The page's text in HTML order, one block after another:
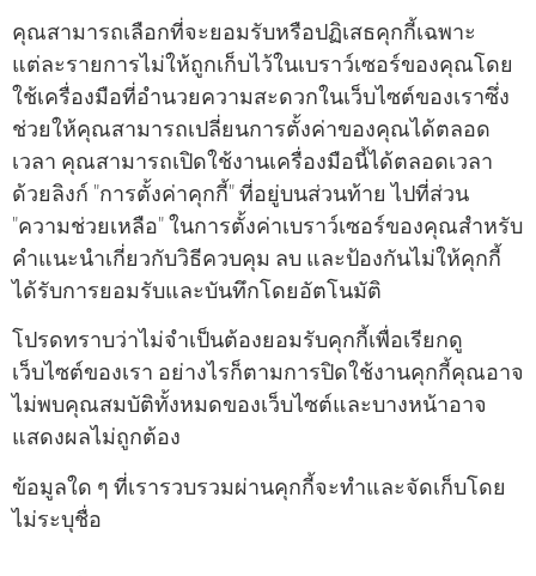
คุณสามารถเลือกที่จะยอมรับหรือปฏิเสธคุกกี้เฉพาะ
แต่ละรายการไม่ให้ถูกเก็บไว้ในเบราว์เซอร์ของคุณโดย
ใช้เครื่องมือที่อํานวยความสะดวกในเว็บไซต์ของเราซึ่ง
ช่วยให้คุณสามารถเปลี่ยนการตั้งค่าของคุณได้ตลอด
เวลา คุณสามารถเปิดใช้งานเครื่องมือนี้ได้ตลอดเวลา
ด้วยลิงก์ "การตั้งค่าคุกกี้" ที่อยู่บนส่วนท้าย ไปที่ส่วน
"ความช่วยเหลือ" ในการตั้งค่าเบราว์เซอร์ของคุณสําหรับ
คําแนะนําเกี่ยวกับวิธีควบคุม ลบ และป้องกันไม่ให้คุกกี้
ได้รับการยอมรับและบันทึกโดยอัตโนมัติ
โปรดทราบว่าไม่จําเป็นต้องยอมรับคุกกี้เพื่อเรียกดู
เว็บไซต์ของเรา อย่างไรก็ตามการปิดใช้งานคุกกี้คุณอาจ
ไม่พบคุณสมบัติทั้งหมดของเว็บไซต์และบางหน้าอาจ
แสดงผลไม่ถูกต้อง
ข้อมูลใด ๆ ที่เรารวบรวมผ่านคุกกี้จะทําและจัดเก็บโดย
ไม่ระบุชื่อ